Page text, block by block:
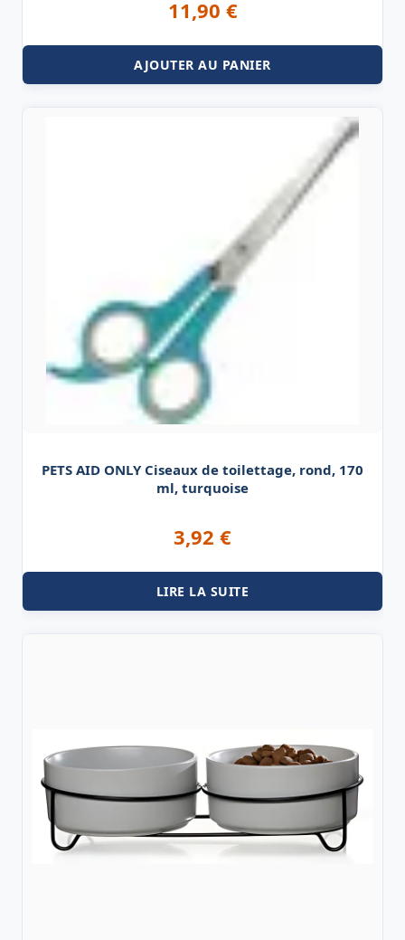
11,90 €
AJOUTER AU PANIER
PETS AID ONLY Ciseaux de toilettage, rond, 170
ml, turquoise
3,92 €
LIRE LA SUITE